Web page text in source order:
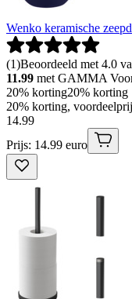
Wenko keramische
(1)Beoordeeld met 4.0
11.99 met GAMMA
20% korting20% korting
20% korting,
14.99
Prijs: 14.99 euro